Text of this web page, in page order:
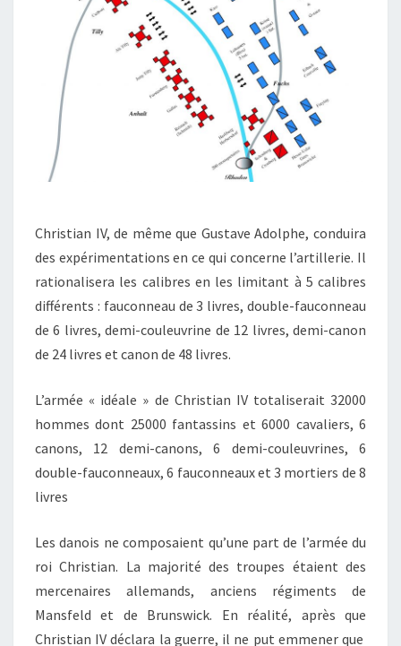
Christian IV, de même que Gustave Adolphe, conduira
des expérimentations en ce qui concerne l’artillerie. Il
rationalisera les calibres en les limitant à 5 calibres
différents : fauconneau de 3 livres, double-fauconneau
de 6 livres, demi-couleuvrine de 12 livres, demi-canon
de 24 livres et canon de 48 livres.
L’armée « idéale » de Christian IV totaliserait 32000
hommes dont 25000 fantassins et 6000 cavaliers, 6
canons, 12 demi-canons, 6 demi-couleuvrines, 6
double-fauconneaux, 6 fauconneaux et 3 mortiers de 8
livres
Les danois ne composaient qu’une part de l’armée du
roi Christian. La majorité des troupes étaient des
mercenaires allemands, anciens régiments de
Mansfeld et de Brunswick. En réalité, après que
Christian IV déclara la guerre, il ne put emmener que